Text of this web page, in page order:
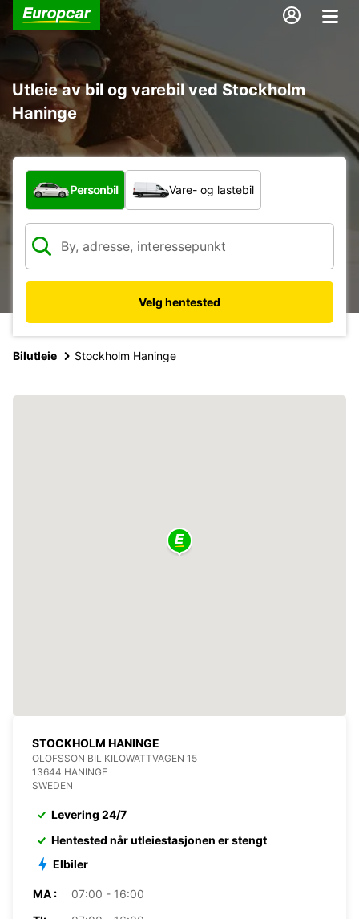
Utleie av bil og varebil ved Stockholm
Haninge
Hvilken type bil?
Personbil Vare- og lastebil
Velg hentested
Bilutleie Stockholm Haninge
STOCKHOLM HANINGE
OLOFSSON BIL KILOWATTVAGEN 15
13644 HANINGE
SWEDEN
Levering 24/7
Hentested når utleiestasjonen er stengt
Elbiler
MA :
07:00 - 16:00